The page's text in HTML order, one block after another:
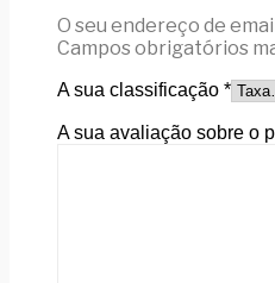
O seu endereço de
Campos obrigatórios
A sua classificação *
A sua avaliação sobre o